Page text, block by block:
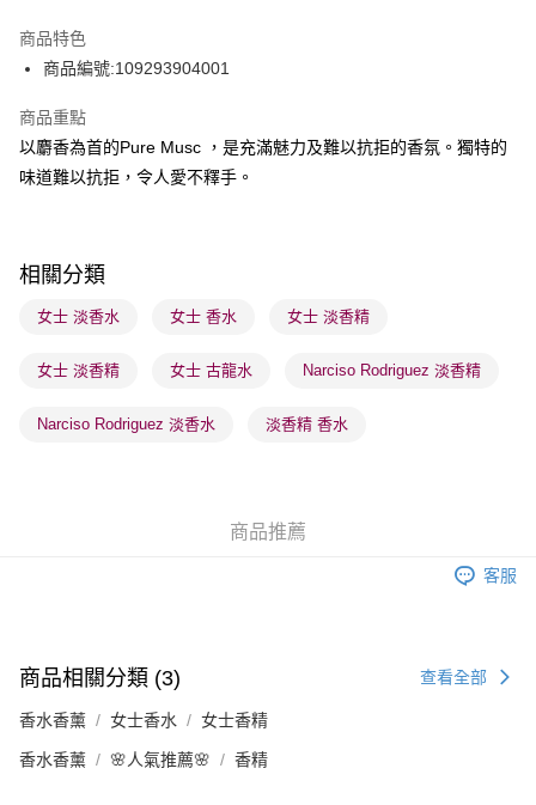
PayMe
WeChat Pay
BoC Pay
每筆HK$65.00，滿HK$300.00或以上免運費
順豐站及營業點 - 確認發貨後1-3個工作天送達
物流公司進行物流配送
取。逾期會取消訂單，並不會安排重寄
每筆HK$20.00，滿HK$100.00或以上免運費
澳門地區配送 - 確認發貨後1-4個工作天送達
商品特色
商品編號:109293904001
商品重點
以麝香為首的Pure Musc ，是充滿魅力及難以抗拒的香氛。獨特的
味道難以抗拒，令人愛不釋手。
相關分類
女士 淡香水 女士 香水 女士 淡香精
女士 淡香精 女士 古龍水 Narciso Rodriguez 淡香精
Narciso Rodriguez 淡香水 淡香精 香水
商品推薦
客服
商品相關分類 (3) 查看全部
香水香薰 女士香水 女士香精
香水香薰 🌸人氣推薦🌸 香精